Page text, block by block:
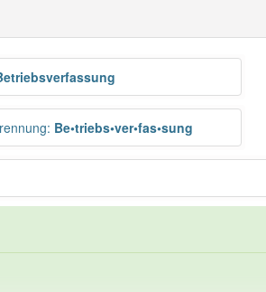
: Be•triebs•ver•fas•sung